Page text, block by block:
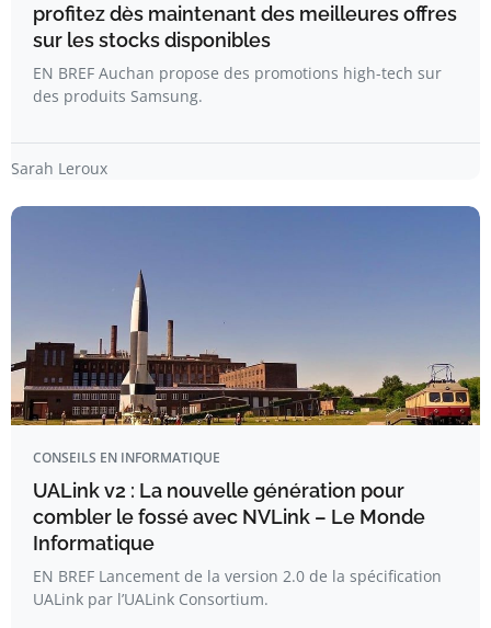
profitez dès maintenant des meilleures offres
sur les stocks disponibles
EN BREF Auchan propose des promotions high-tech sur
des produits Samsung.
Sarah Leroux
CONSEILS EN INFORMATIQUE
UALink v2 : La nouvelle génération pour
combler le fossé avec NVLink – Le Monde
Informatique
EN BREF Lancement de la version 2.0 de la spécification
UALink par l’UALink Consortium.